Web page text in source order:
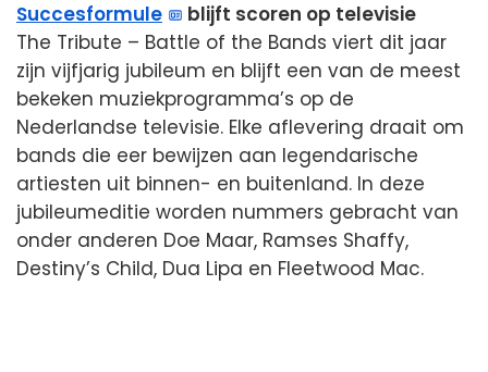
Succesformule
blijft scoren op televisie
The Tribute – Battle of the Bands viert dit jaar
zijn vijfjarig jubileum en blijft een van de meest
bekeken muziekprogramma’s op de
Nederlandse televisie. Elke aflevering draait om
bands die eer bewijzen aan legendarische
artiesten uit binnen- en buitenland. In deze
jubileumeditie worden nummers gebracht van
onder anderen Doe Maar, Ramses Shaffy,
Destiny’s Child, Dua Lipa en Fleetwood Mac.